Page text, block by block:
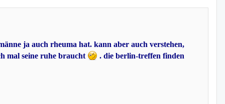
ja auch rheuma hat. kann aber auch verstehen,
mal seine ruhe braucht
. die berlin-treffen finden